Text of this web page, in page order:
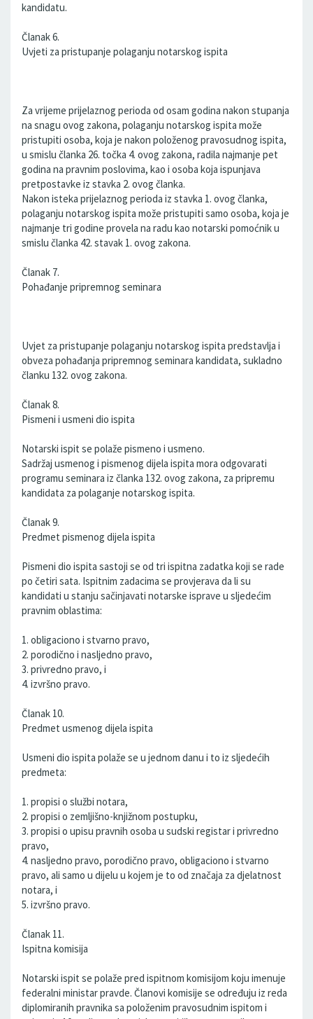
kandidatu.
Članak 6.
Uvjeti za pristupanje polaganju notarskog ispita
Za vrijeme prijelaznog perioda od osam godina nakon stupanja
na snagu ovog zakona, polaganju notarskog ispita može
pristupiti osoba, koja je nakon položenog pravosudnog ispita,
u smislu članka 26. točka 4. ovog zakona, radila najmanje pet
godina na pravnim poslovima, kao i osoba koja ispunjava
pretpostavke iz stavka 2. ovog članka.
Nakon isteka prijelaznog perioda iz stavka 1. ovog članka,
polaganju notarskog ispita može pristupiti samo osoba, koja je
najmanje tri godine provela na radu kao notarski pomoćnik u
smislu članka 42. stavak 1. ovog zakona.
Članak 7.
Pohađanje pripremnog seminara
Uvjet za pristupanje polaganju notarskog ispita predstavlja i
obveza pohađanja pripremnog seminara kandidata, sukladno
članku 132. ovog zakona.
Članak 8.
Pismeni i usmeni dio ispita
Notarski ispit se polaže pismeno i usmeno.
Sadržaj usmenog i pismenog dijela ispita mora odgovarati
programu seminara iz članka 132. ovog zakona, za pripremu
kandidata za polaganje notarskog ispita.
Članak 9.
Predmet pismenog dijela ispita
Pismeni dio ispita sastoji se od tri ispitna zadatka koji se rade
po četiri sata. Ispitnim zadacima se provjerava da li su
kandidati u stanju sačinjavati notarske isprave u sljedećim
pravnim oblastima:
1. obligaciono i stvarno pravo,
2. porodično i nasljedno pravo,
3. privredno pravo, i
4. izvršno pravo.
Članak 10.
Predmet usmenog dijela ispita
Usmeni dio ispita polaže se u jednom danu i to iz sljedećih
predmeta:
1. propisi o službi notara,
2. propisi o zemljišno-knjižnom postupku,
3. propisi o upisu pravnih osoba u sudski registar i privredno
pravo,
4. nasljedno pravo, porodično pravo, obligaciono i stvarno
pravo, ali samo u dijelu u kojem je to od značaja za djelatnost
notara, i
5. izvršno pravo.
Članak 11.
Ispitna komisija
Notarski ispit se polaže pred ispitnom komisijom koju imenuje
federalni ministar pravde. Članovi komisije se određuju iz reda
diplomiranih pravnika sa položenim pravosudnim ispitom i